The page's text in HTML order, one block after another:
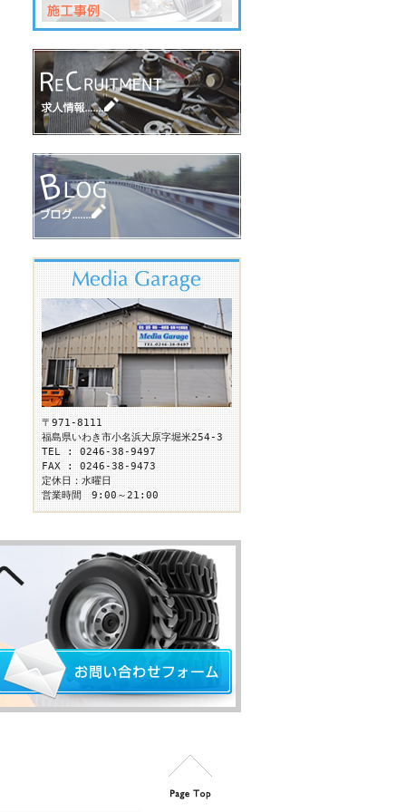
〒971-8111
福島県いわき市小名浜大原字堀米254-3
TEL : 0246-38-9497
FAX : 0246-38-9473
定休日：水曜日
営業時間 9:00～21:00